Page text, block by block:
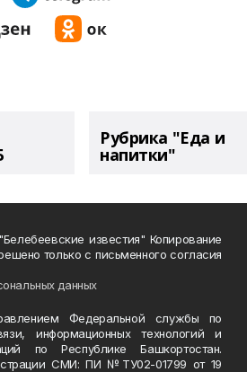
Рубрика "Еда и
напитки"
известия" Копирование
только с письменного согласия
данных
Федеральной службы по
информационных технологий и
по Республике Башкортостан.
СМИ: ПИ №ТУ02-01799 от 19